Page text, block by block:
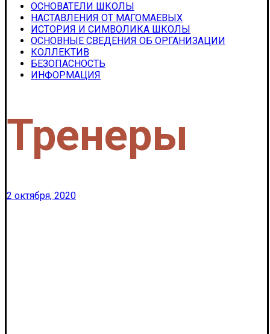
ОСНОВАТЕЛИ ШКОЛЫ
НАСТАВЛЕНИЯ ОТ МАГОМАЕВЫХ
ИСТОРИЯ И СИМВОЛИКА ШКОЛЫ
ОСНОВНЫЕ СВЕДЕНИЯ ОБ ОРГАНИЗАЦИИ
КОЛЛЕКТИВ
БЕЗОПАСНОСТЬ
ИНФОРМАЦИЯ
Тренеры
2 октября, 2020